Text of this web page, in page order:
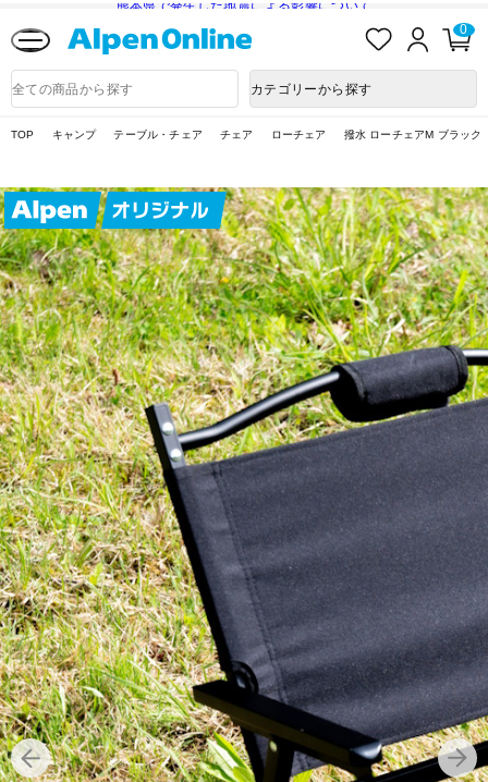
熊本県で発生した地震による影響について
入
ロ
ン
0
品
検
カテゴリーから探す
TOP キャンプ テーブル・チェア チェア ローチェア 撥水 ローチェアM ブラック